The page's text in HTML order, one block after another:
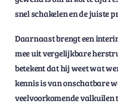
snel schakelen en de juiste
Daarnaast brengt een
mee uit vergelijkbare
betekent dat hij weet wat
kennis is van onschatbare
veelvoorkomende valkuilen